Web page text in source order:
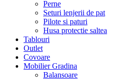
Perne
Seturi lenjerii de pat
Pilote si paturi
Husa protectie saltea
Tablouri
Outlet
Covoare
Mobilier Gradina
Balansoare